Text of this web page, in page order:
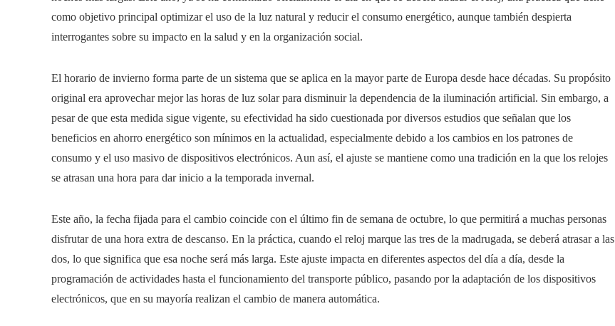
como objetivo principal optimizar el uso de la luz natural y reducir el consumo energético, aunque también despierta
interrogantes sobre su impacto en la salud y en la organización social.
El horario de invierno forma parte de un sistema que se aplica en la mayor parte de Europa desde hace décadas. Su propósito
original era aprovechar mejor las horas de luz solar para disminuir la dependencia de la iluminación artificial. Sin embargo, a
pesar de que esta medida sigue vigente, su efectividad ha sido cuestionada por diversos estudios que señalan que los
beneficios en ahorro energético son mínimos en la actualidad, especialmente debido a los cambios en los patrones de
consumo y el uso masivo de dispositivos electrónicos. Aun así, el ajuste se mantiene como una tradición en la que los relojes
se atrasan una hora para dar inicio a la temporada invernal.
Este año, la fecha fijada para el cambio coincide con el último fin de semana de octubre, lo que permitirá a muchas personas
disfrutar de una hora extra de descanso. En la práctica, cuando el reloj marque las tres de la madrugada, se deberá atrasar a las
dos, lo que significa que esa noche será más larga. Este ajuste impacta en diferentes aspectos del día a día, desde la
programación de actividades hasta el funcionamiento del transporte público, pasando por la adaptación de los dispositivos
electrónicos, que en su mayoría realizan el cambio de manera automática.